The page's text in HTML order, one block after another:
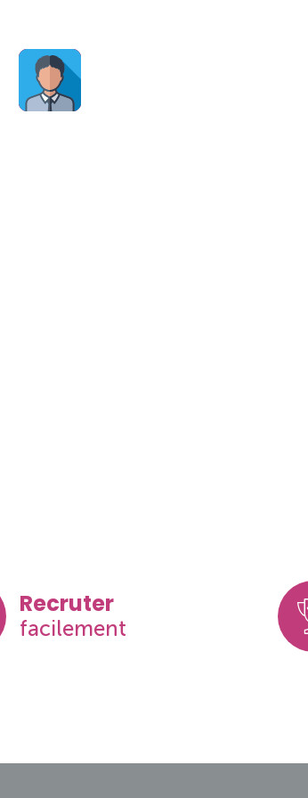
Recruter
facilement